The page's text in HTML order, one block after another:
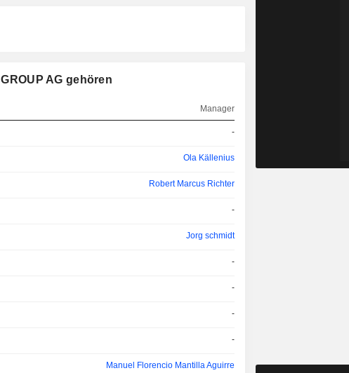
AG gehören
Manager
-
Ola Källenius
Robert Marcus Richter
-
Jorg schmidt
-
-
-
-
Manuel Florencio Mantilla Aguirre